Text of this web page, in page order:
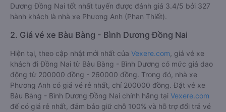
Dương Đồng Nai tốt nhất tuyến được đánh giá 3.4/5 bởi 327
hành khách là nhà xe Phương Anh (Phan Thiết).
2. Giá vé xe Bàu Bàng - Bình Dương Đồng Nai
Hiện tại, theo cập nhật mới nhất của Vexere.com , giá vé xe
khách đi Đồng Nai từ Bàu Bàng - Bình Dương có mức giá dao
động từ 200000 đồng - 260000 đồng. Trong đó, nhà xe
Phương Anh có giá vé rẻ nhất, chỉ 200000 đồng. Đặt vé xe
Bàu Bàng - Bình Dương Đồng Nai chính hãng tại Vexere.com
để có giá rẻ nhất, đảm bảo giữ chỗ 100% và hỗ trợ đổi trả vé